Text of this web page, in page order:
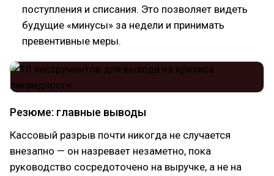
поступления и списания. Это позволяет видеть
будущие «минусы» за недели и принимать
превентивные меры.
Резюме: главные выводы
Кассовый разрыв почти никогда не случается
внезапно — он назревает незаметно, пока
руководство сосредоточено на выручке, а не на